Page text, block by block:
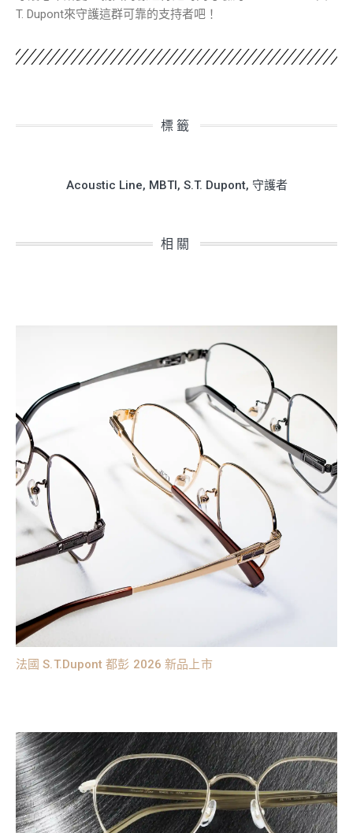
T. Dupont來守護這群可靠的支持者吧！
標籤
Acoustic Line, MBTI, S.T. Dupont, 守護者
相關
法國 S.T.Dupont 都彭 2026 新品上市